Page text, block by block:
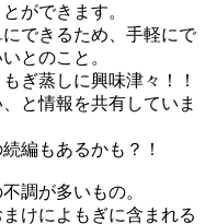
ができます。
できるため、手軽にで
とのこと。
ぎ蒸しに興味津々！！
と情報を共有していま
編もあるかも？！
調が多いもの。
けによもぎに含まれる